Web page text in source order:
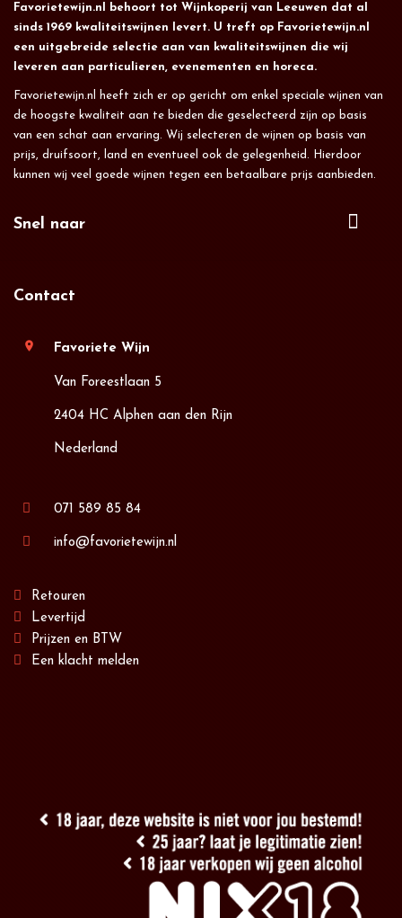
Favorietewijn.nl behoort tot Wijnkoperij van Leeuwen dat al
sinds 1969 kwaliteitswijnen levert. U treft op Favorietewijn.nl
een uitgebreide selectie aan van kwaliteitswijnen die wij
leveren aan particulieren, evenementen en horeca.
Favorietewijn.nl heeft zich er op gericht om enkel speciale wijnen van
de hoogste kwaliteit aan te bieden die geselecteerd zijn op basis
van een schat aan ervaring. Wij selecteren de wijnen op basis van
prijs, druifsoort, land en eventueel ook de gelegenheid. Hierdoor
kunnen wij veel goede wijnen tegen een betaalbare prijs aanbieden.
Snel naar
Contact
location_on Favoriete Wijn
Van Foreestlaan 5
2404 HC Alphen aan den Rijn
Nederland
071 589 85 84
info@favorietewijn.nl
Retouren
Levertijd
Prijzen en BTW
Een klacht melden